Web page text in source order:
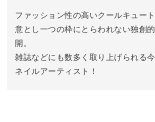
ファッション性の高いクールキュー
意とし一つの枠にとらわれない独創
開。
雑誌などにも数多く取り上げられる
ネイルアーティスト！